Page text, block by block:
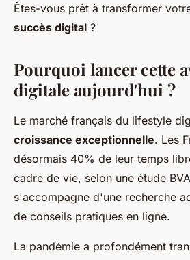
Êtes-vous prêt à transformer
succès digital ?
Pourquoi lancer cette
digitale aujourd'hui ?
Le marché français du lifestyle
croissance exceptionnelle. Les
désormais 40% de leur temps
cadre de vie, selon une étude
s'accompagne d'une recherche
de conseils pratiques en ligne.
La pandémie a profondément